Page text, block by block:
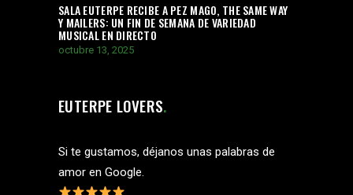
SALA EUTERPE RECIBE A PEZ MAGO, THE SAME WAY
Y MAILERS: UN FIN DE SEMANA DE VARIEDAD
MUSICAL EN DIRECTO
octubre 13, 2025
EUTERPE LOVERS
Si te gustamos, déjanos unas palabras de
amor en Google.